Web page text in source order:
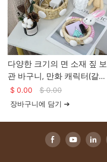
다양한 크기의 면 소재 짚 보
관 바구니, 만화 캐릭터(갈색
곰 또는 흰 토끼) 장식, 원형
디자인
$ 0.00 $0.00
장바구니에 담기 ➔